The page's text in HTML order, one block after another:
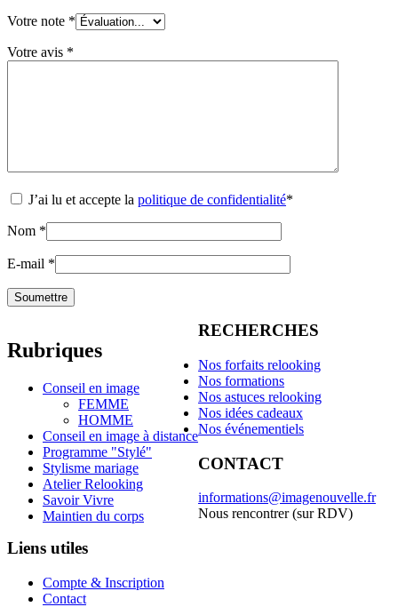
Votre note *
Votre avis *
J’ai lu et accepte la politique de confidentialité*
Nom *
E-mail *
Rubriques
Conseil en image
FEMME
HOMME
Conseil en image à distance
Programme "Stylé"
Stylisme mariage
Atelier Relooking
Savoir Vivre
Maintien du corps
RECHERCHES
Nos forfaits relooking
Nos formations
Nos astuces relooking
Nos idées cadeaux
Nos événementiels
CONTACT
informations@imagenouvelle.fr
Nous rencontrer (sur RDV)
Liens utiles
Compte & Inscription
Contact